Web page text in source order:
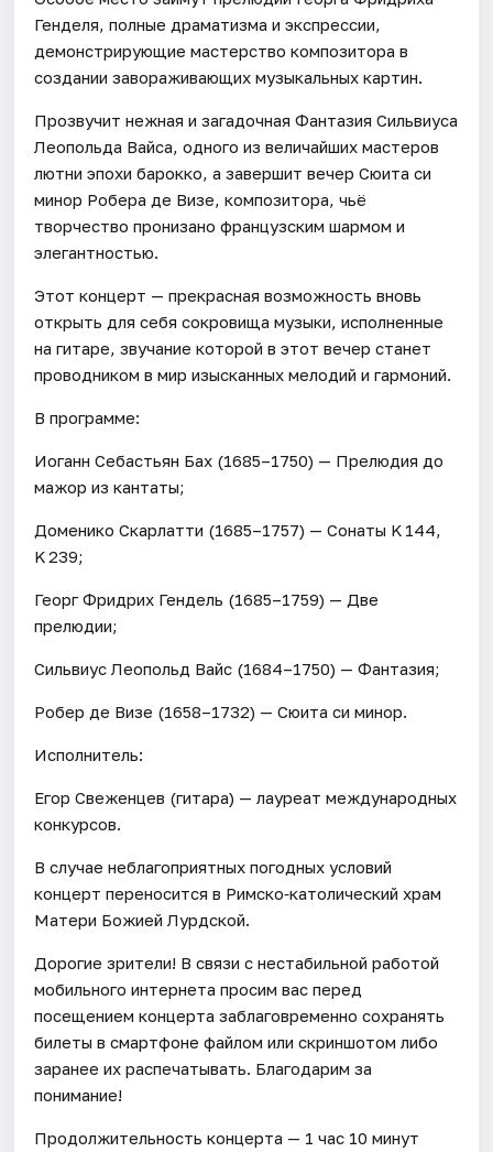
Генделя, полные драматизма и экспрессии,
демонстрирующие мастерство композитора в
создании завораживающих музыкальных картин.
Прозвучит нежная и загадочная Фантазия Сильвиуса
Леопольда Вайса, одного из величайших мастеров
лютни эпохи барокко, а завершит вечер Сюита си
минор Робера де Визе, композитора, чьё
творчество пронизано французским шармом и
элегантностью.
Этот концерт — прекрасная возможность вновь
открыть для себя сокровища музыки, исполненные
на гитаре, звучание которой в этот вечер станет
проводником в мир изысканных мелодий и гармоний.
В программе:
Иоганн Себастьян Бах (1685–1750) — Прелюдия до
мажор из кантаты;
Доменико Скарлатти (1685–1757) — Сонаты K 144,
K 239;
Георг Фридрих Гендель (1685–1759) — Две
прелюдии;
Сильвиус Леопольд Вайс (1684–1750) — Фантазия;
Робер де Визе (1658–1732) — Сюита си минор.
Исполнитель:
Егор Свеженцев (гитара) — лауреат международных
конкурсов.
В случае неблагоприятных погодных условий
концерт переносится в Римско‑католический храм
Матери Божией Лурдской.
Дорогие зрители! В связи с нестабильной работой
мобильного интернета просим вас перед
посещением концерта заблаговременно сохранять
билеты в смартфоне файлом или скриншотом либо
заранее их распечатывать. Благодарим за
понимание!
Продолжительность концерта — 1 час 10 минут